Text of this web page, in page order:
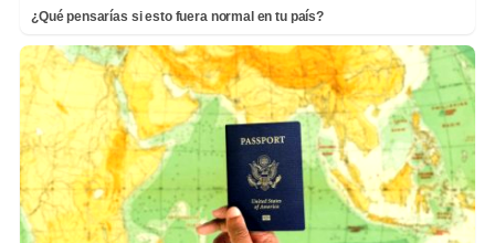
¿Qué pensarías si esto fuera normal en tu país?